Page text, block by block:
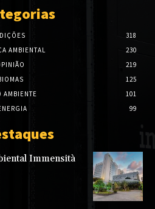
318
AMBIENTAL
230
219
125
AMBIENTE
101
99
Immensità